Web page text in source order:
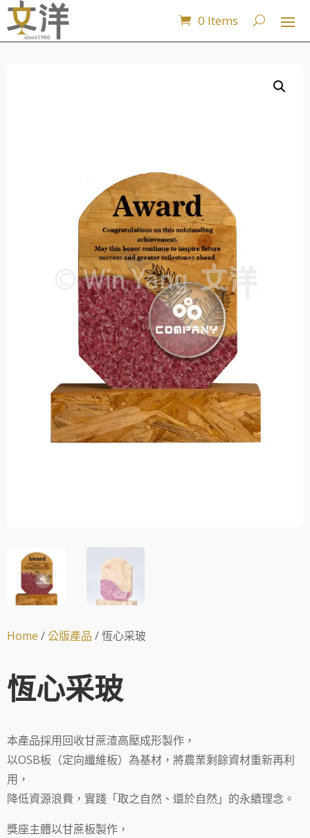
0 Items
Home /公版產品 / 恆心采玻
恆心采玻
本產品採用回收甘蔗渣高壓成形製作，
以OSB板（定向纖維板）為基材，將農業剩餘資材重新再利
用，
降低資源浪費，實踐「取之自然、還於自然」的永續理念。
獎座主體以甘蔗板製作，